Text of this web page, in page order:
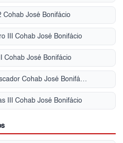
Cohab José Bonifácio
III Cohab José Bonifácio
Cohab José Bonifácio
Condomínio Gavião Pescador Cohab José Bonifácio
III Cohab José Bonifácio